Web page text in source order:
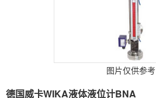
图片仅供参考
德国威卡WIKA液体液位计BNA